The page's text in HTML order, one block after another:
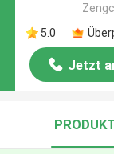
5.0
Jetzt